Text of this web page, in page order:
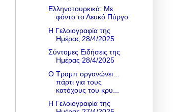
Ελληνοτουρκικά: Με
φόντο το Λευκό Πύργο
Η Γελοιογραφία της
Ημέρας 28/4/2025
Σύντομες Ειδήσεις της
Ημέρας 28/4/2025
Ο Τραμπ οργανώνει…
πάρτι για τους
κατόχους του κρυ...
Η Γελοιογραφία της